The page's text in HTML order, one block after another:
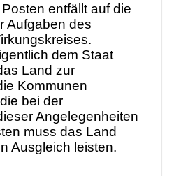
entfällt auf die
Aufgaben des
dem Staat
Land zur
Kommunen
bei der
Angelegenheiten
muss das Land
Ausgleich leisten.